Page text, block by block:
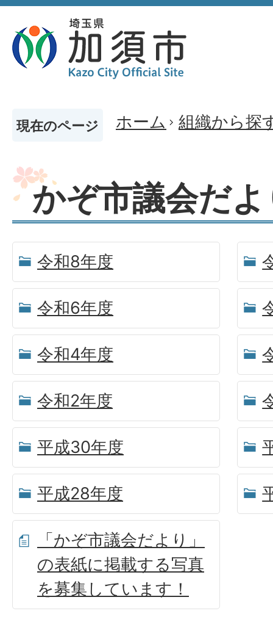
現在のページ ホーム 組織から探
かぞ市議会だ
令和8年度
令和6年度
令和4年度
令和2年度
平成30年度
平成28年度
「かぞ市議会だより」
の表紙に掲載する写真
を募集しています！